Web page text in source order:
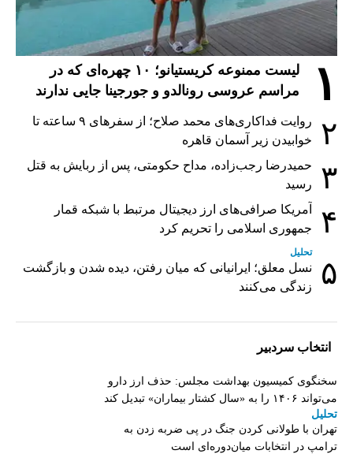
۱
لیست ممنوعه کریستیانو؛ ۱۰ چهره‌ای که در
مراسم عروسی رونالدو و جورجینا جایی ندارند
۲
روایت فداکاری‌های محمد صلاح؛ از سفرهای ۹ ساعته تا
خوابیدن زیر آسمان قاهره
۳
حمیدرضا رجب‌زاده، مداح حکومتی، پس از ربایش به قتل
رسید
۴
آمریکا صرافی‌های ارز دیجیتال مرتبط با شبکه قمار
جمهوری اسلامی را تحریم کرد
۵
تحلیل
نسل معلق؛ ایرانیانی که میان رفتن، دیده شدن و بازگشت
زندگی می‌کنند
انتخاب سردبیر
سخنگوی کمیسیون بهداشت مجلس: حذف ارز دارو
می‌تواند ۱۴۰۶ را به «سال کشتار بیماران» تبدیل کند
تحلیل
تهران با طولانی کردن جنگ در پی ضربه زدن به
ترامپ در انتخابات میان‌دوره‌ای است